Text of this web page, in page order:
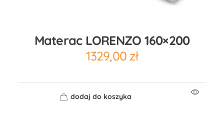
Materac LORENZO 160×200
1329,00 zł
dodaj do koszyka